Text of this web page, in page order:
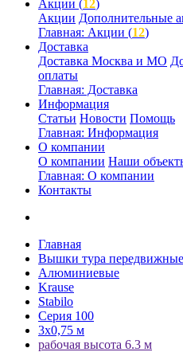
Акции (12)
Акции Дополнительные
Главная: Акции (12)
Доставка
Доставка Москва и МО
оплаты
Главная: Доставка
Информация
Статьи Новости Помощь
Главная: Информация
О компании
О компании Наши
Главная: О компании
Контакты
Главная
Вышки тура передвижные
Алюминиевые
Krause
Stabilo
Серия 100
3х0,75 м
рабочая высота 6.3 м